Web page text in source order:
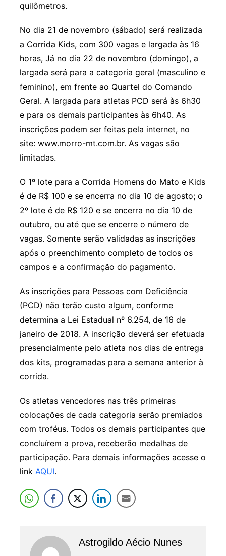
quilômetros.
No dia 21 de novembro (sábado) será realizada
a Corrida Kids, com 300 vagas e largada às 16
horas, Já no dia 22 de novembro (domingo), a
largada será para a categoria geral (masculino e
feminino), em frente ao Quartel do Comando
Geral. A largada para atletas PCD será às 6h30
e para os demais participantes às 6h40. As
inscrições podem ser feitas pela internet, no
site: www.morro-mt.com.br. As vagas são
limitadas.
O 1º lote para a Corrida Homens do Mato e Kids
é de R$ 100 e se encerra no dia 10 de agosto; o
2º lote é de R$ 120 e se encerra no dia 10 de
outubro, ou até que se encerre o número de
vagas. Somente serão validadas as inscrições
após o preenchimento completo de todos os
campos e a confirmação do pagamento.
As inscrições para Pessoas com Deficiência
(PCD) não terão custo algum, conforme
determina a Lei Estadual nº 6.254, de 16 de
janeiro de 2018. A inscrição deverá ser efetuada
presencialmente pelo atleta nos dias de entrega
dos kits, programadas para a semana anterior à
corrida.
Os atletas vencedores nas três primeiras
colocações de cada categoria serão premiados
com troféus. Todos os demais participantes que
concluírem a prova, receberão medalhas de
participação. Para demais informações acesse o
link AQUI.
Astrogildo Aécio Nunes